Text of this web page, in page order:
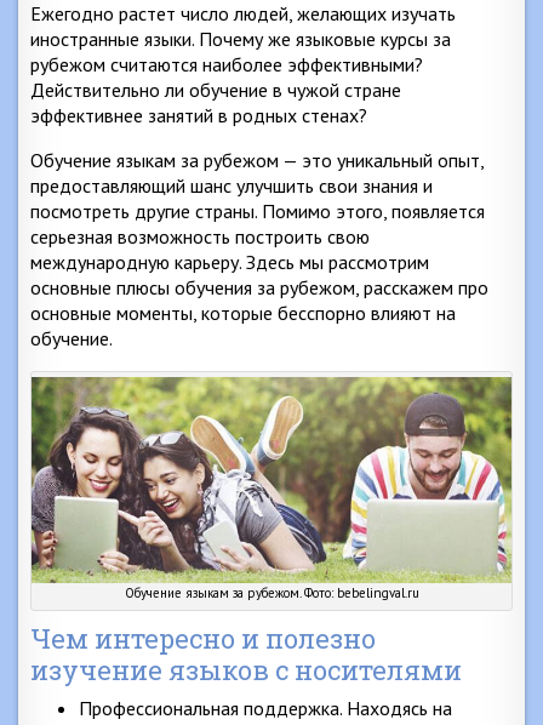
Ежегодно растет число людей, желающих изучать
иностранные языки. Почему же языковые курсы за
рубежом считаются наиболее эффективными?
Действительно ли обучение в чужой стране
эффективнее занятий в родных стенах?
Обучение языкам за рубежом — это уникальный опыт,
предоставляющий шанс улучшить свои знания и
посмотреть другие страны. Помимо этого, появляется
серьезная возможность построить свою
международную карьеру. Здесь мы рассмотрим
основные плюсы обучения за рубежом, расскажем про
основные моменты, которые бесспорно влияют на
обучение.
Обучение языкам за рубежом. Фото: bebelingval.ru
Чем интересно и полезно
изучение языков с носителями
Профессиональная поддержка. Находясь на